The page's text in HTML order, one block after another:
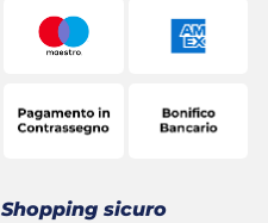
Shopping sicuro